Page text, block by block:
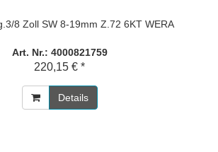
8 Zoll SW 8-19mm Z.72 6KT WERA
Art. Nr.: 4000821759
220,15 € *
Details